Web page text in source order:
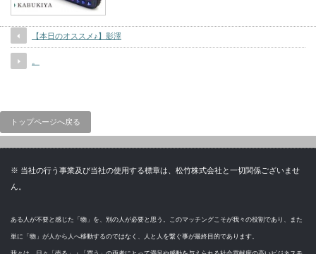
【本日のオススメ♪】影澤
トップページへ戻る
※ 当社の行う事業及び当社の使用する標章は、松竹株式会社と一切関係ございませ
ん。
ある人が不要と感じた「物」を、別の人が必要と思う。このマッチングこそが我々の役割であり、また
単に「物」が人から人へ移動するのではなく、人と人を繋ぐ事が最終目的であります。